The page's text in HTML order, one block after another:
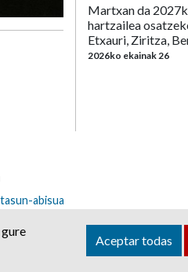
Martxan da
hartzailea
Etxauri, Ziritza,
2026ko ekainak 26
abisua
cendea@ayuntamientoolza.com
Aceptar todas